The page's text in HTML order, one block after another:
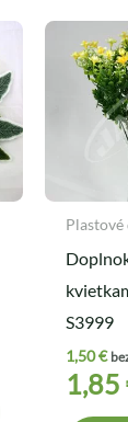
S3999
1,50€
1,85